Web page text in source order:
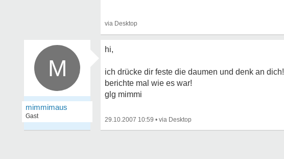
M
mimmimaus
Gast
hi,
ich drücke dir feste die daumen und denk an dich!
berichte mal wie es war!
glg mimmi
29.10.2007 10:59 •